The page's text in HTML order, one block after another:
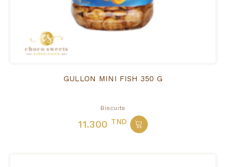
GULLON MINI FISH 350 G
Biscuits
11.300 TND